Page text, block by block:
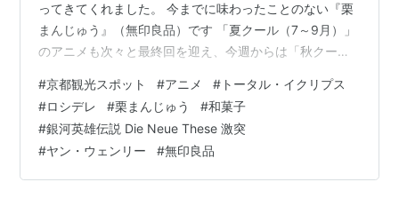
音響制作：マジックカプセル
音楽：長岡成貢
音楽制作：avex entertainment
音響監督：明田川仁
アニメーション制作：ixtl×サテライト
ってきてくれました。 今までに味わったことのない『栗
まんじゅう』（無印良品）です 「夏クール（7～9月）」
のアニメも次々と最終回を迎え、今週からは「秋クール
始まることに（笑）。 少し昔のアニメ作品を見た。TVア
ニメ『トータル・イクリプス（2012）』*1という作品
（主題歌は京都出身の『倖田來未』さんが担当）で、簡
単に言うと「ロボット戦闘モノ」のストーリーだが、登
場する日本の首都（帝都）が『京都』で、第1話で京都
#京都観光スポット #アニメ # トータル・イクリプス
#ロシデレ #栗まんじゅう #和菓子
#銀河英雄伝説 Die Neue These 激突
#ヤン・ウェンリー #無印良品